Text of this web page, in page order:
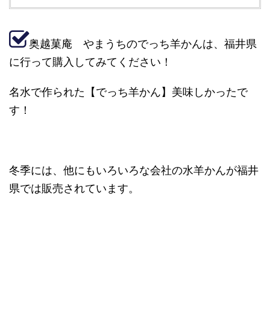
奥越菓庵 やまうちのでっち羊かんは、福井県
に行って購入してみてください！
名水で作られた【でっち羊かん】美味しかったで
す！
冬季には、他にもいろいろな会社の水羊かんが福井
県では販売されています。